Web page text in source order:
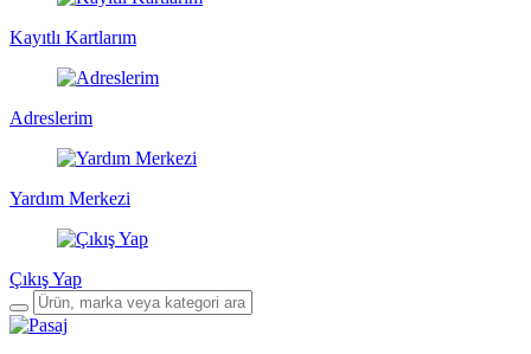
Kayıtlı Kartlarım
Adreslerim
Yardım Merkezi
Çıkış Yap